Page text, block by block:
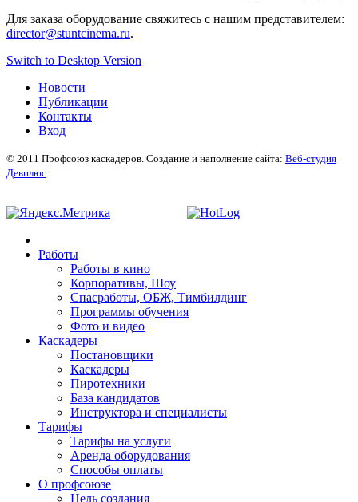
Для заказа оборудование свяжитесь с нашим представителем:
director@stuntcinema.ru.
Switch to Desktop Version
Новости
Публикации
Контакты
Вход
© 2011 Профсоюз каскадеров. Создание и наполнение сайта: Веб-студия
Девплюс.
Работы
Работы в кино
Корпоративы, Шоу
Спасработы, ОБЖ, Тимбилдинг
Программы обучения
Фото и видео
Каскадеры
Постановщики
Каскадеры
Пиротехники
База кандидатов
Инструктора и специалисты
Тарифы
Тарифы на услуги
Аренда оборудования
Способы оплаты
О профсоюзе
Цель создания